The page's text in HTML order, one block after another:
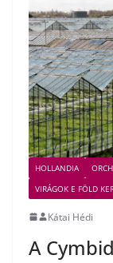
HOLLANDIA
VIRÁGOK E FÖLD
Kátai Hédi
A